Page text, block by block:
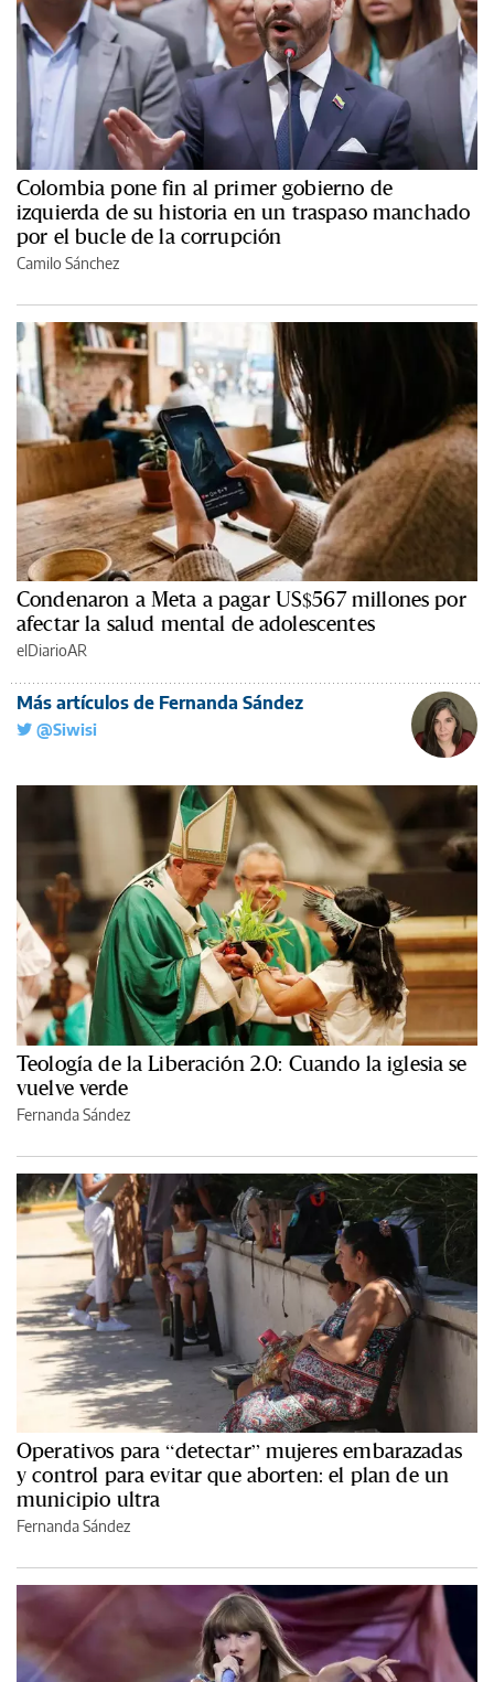
Colombia pone fin al primer gobierno de
izquierda de su historia en un traspaso manchado
por el bucle de la corrupción
Camilo Sánchez
Condenaron a Meta a pagar US$567 millones por
afectar la salud mental de adolescentes
elDiarioAR
Más artículos de Fernanda Sández
@Siwisi
Teología de la Liberación 2.0: Cuando la iglesia se
vuelve verde
Fernanda Sández
Operativos para “detectar” mujeres embarazadas
y control para evitar que aborten: el plan de un
municipio ultra
Fernanda Sández